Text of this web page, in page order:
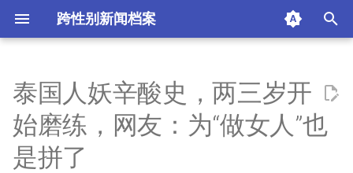
跨性别新闻档案
t
i
正文
情忆湘水
泰国人妖辛酸史，两三岁开
始磨练，网友：为“做女人”也
是拼了